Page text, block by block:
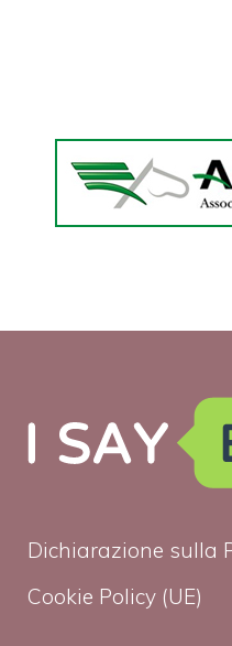
Dichiarazione sulla
Cookie Policy (UE)